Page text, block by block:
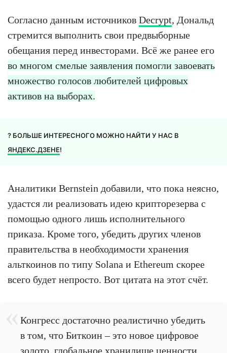
Согласно данным источников Decrypt, Дональд
стремится выполнить свои предвыборные
обещания перед инвесторами. Всё же ранее его
во многом смелые заявления помогли завоевать
множество голосов любителей цифровых
активов на выборах.
? БОЛЬШЕ ИНТЕРЕСНОГО МОЖНО НАЙТИ У НАС В
ЯНДЕКС.ДЗЕНЕ!
Аналитики Bernstein добавили, что пока неясно,
удастся ли реализовать идею крипторезерва с
помощью одного лишь исполнительного
приказа. Кроме того, убедить других членов
правительства в необходимости хранения
альткоинов по типу Solana и Ethereum скорее
всего будет непросто. Вот цитата на этот счёт.
Конгресс достаточно реалистично убедить
в том, что Биткоин – это новое цифровое
золото, глобальное хранилище ценности,